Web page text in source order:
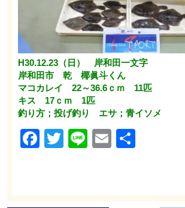
H30.12.23（日） 岸和田一文字
岸和田市 乾 椰眞斗くん
マコカレイ 22～36.6ｃｍ 11匹
キス 17ｃｍ 1匹
釣り方；投げ釣り エサ；青イソメ
Facebook
Twitter
LineEmail